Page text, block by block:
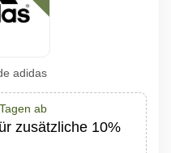
adidas
ab
zusätzliche 10%